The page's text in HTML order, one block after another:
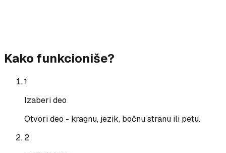
Kako funkcioniše?
1
Izaberi deo
Otvori deo - kragnu, jezik, bočnu stranu ili petu.
2